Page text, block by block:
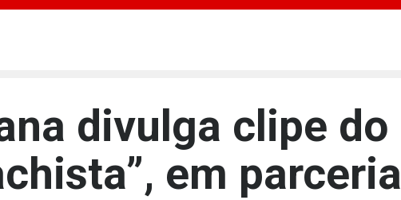
divulga clipe do
em parceria